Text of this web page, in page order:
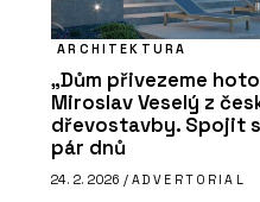
ARCHITEKTURA
„Dům přivezeme
Miroslav Veselý z
dřevostavby. Spojit
pár dnů
24. 2. 2026 / ADVERTORIAL